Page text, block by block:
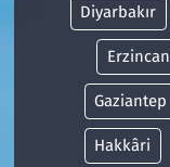
Diyarbakır
Erzincan
Gaziantep
Hakkâri